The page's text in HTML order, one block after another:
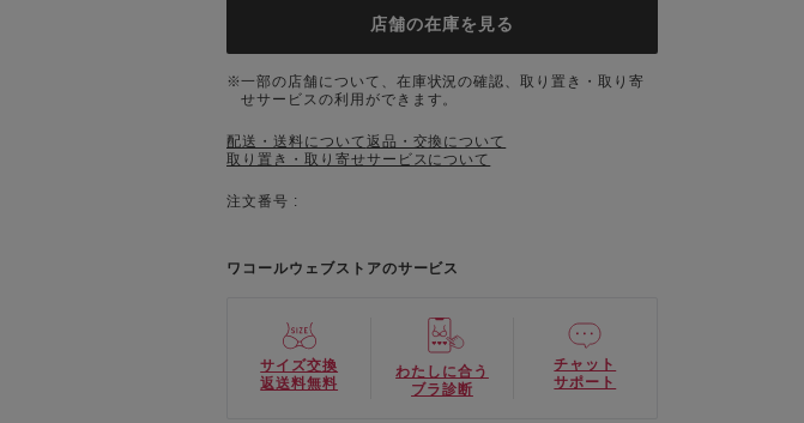
店舗の在庫を見る
一部の店舗について、在庫状況の確認、取り置き・取り寄
せサービスの利用ができます。
配送・送料について返品・交換について
取り置き・取り寄せサービスについて
注文番号 :
ワコールウェブストアのサービス
サイズ交換
返送料無料
わたしに合う
ブラ診断
チャット
サポート